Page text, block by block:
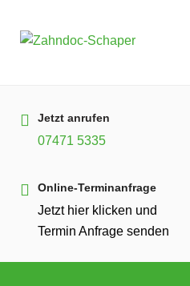
Jetzt anrufen
07471 5335
Online-Terminanfrage
Jetzt hier klicken und
Termin Anfrage senden